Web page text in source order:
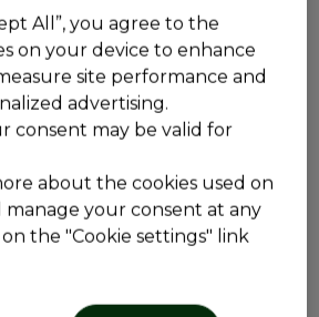
alebo jedenie v inom čase
vášho tráviaceho traktu. Ak
viac spracovaných potravín a
jedlá, môže to spomaliť vaše
dehydrovať organizmus, čo
Nehovoriac o tom, že ak počas
dostatok vody, vaše telo
All”, you agree to the
on your device to enhance
site performance and
advertising.
consent may be valid for
about the cookies used on
manage your consent at any
the "Cookie settings" link